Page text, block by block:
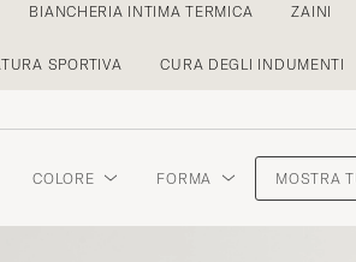
BIANCHERIA INTIMA TERMICA ZAINI
SPORTIVA CURA DEGLI INDUMENTI
COLORE FORMA MOSTRA